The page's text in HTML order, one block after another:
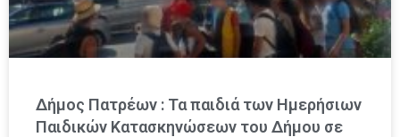
Δήμος Πατρέων : Τα παιδιά των Ημερήσιων
Παιδικών Κατασκηνώσεων του Δήμου σε